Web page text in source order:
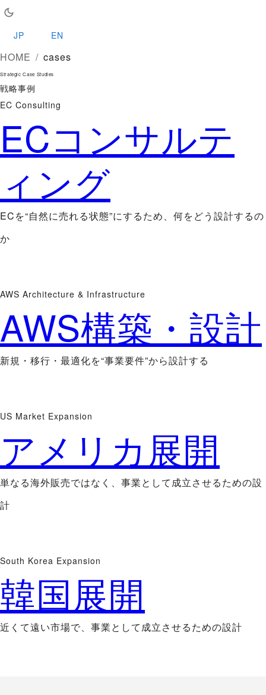
JP EN
HOME / cases
Strategic Case Studies
戦略事例
EC Consulting
ECコンサルテ
ィング
ECを“自然に売れる状態”にするため、何をどう設計するの
か
AWS Architecture & Infrastructure
AWS構築・設計
新規・移行・最適化を“事業要件”から設計する
US Market Expansion
アメリカ展開
単なる海外販売ではなく、事業として成立させるための設
計
South Korea Expansion
韓国展開
近くて遠い市場で、事業として成立させるための設計